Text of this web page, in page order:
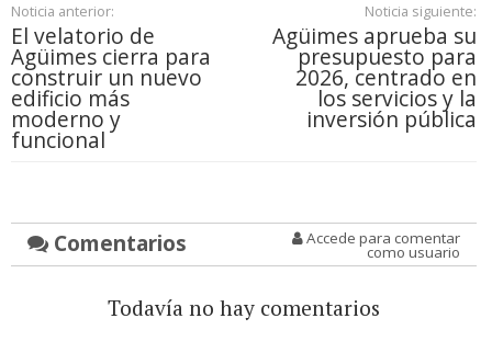
Noticia anterior:
El velatorio de
Agüimes cierra para
construir un nuevo
edificio más
moderno y
funcional
Noticia siguiente:
Agüimes aprueba su
presupuesto para
2026, centrado en
los servicios y la
inversión pública
Comentarios Accede para comentar
como usuario
Todavía no hay comentarios